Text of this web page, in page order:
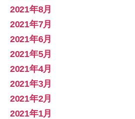
2021年8月
2021年7月
2021年6月
2021年5月
2021年4月
2021年3月
2021年2月
2021年1月